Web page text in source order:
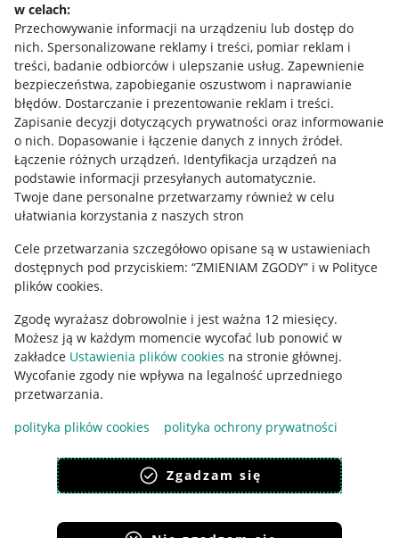
w celach:
Przechowywanie informacji na urządzeniu lub dostęp do
nich. Spersonalizowane reklamy i treści, pomiar reklam i
treści, badanie odbiorców i ulepszanie usług. Zapewnienie
bezpieczeństwa, zapobieganie oszustwom i naprawianie
błędów. Dostarczanie i prezentowanie reklam i treści.
Zapisanie decyzji dotyczących prywatności oraz informowanie
o nich. Dopasowanie i łączenie danych z innych źródeł.
Łączenie różnych urządzeń. Identyfikacja urządzeń na
podstawie informacji przesyłanych automatycznie.
Twoje dane personalne przetwarzamy również w celu
ułatwiania korzystania z naszych stron
Cele przetwarzania szczegółowo opisane są w ustawieniach
dostępnych pod przyciskiem: “ZMIENIAM ZGODY” i w Polityce
plików cookies.
Zgodę wyrażasz dobrowolnie i jest ważna 12 miesięcy.
Możesz ją w każdym momencie wycofać lub ponowić w
zakładce Ustawienia plików cookies na stronie głównej.
Wycofanie zgody nie wpływa na legalność uprzedniego
przetwarzania.
polityka plików cookies
polityka ochrony prywatności
Zgadzam się
Allegro Gadane dla sprzedających
Allegro Gadane dla kupujących
Mapa miejscowości
Informacje prawne
Regulamin
Polityka plików "cookies"
Ustawienia plików "cookies"
Udostępnianie lokalizacji
Informacje dla Aktu o Usługach Cyfrowych
Pobierz aplikację